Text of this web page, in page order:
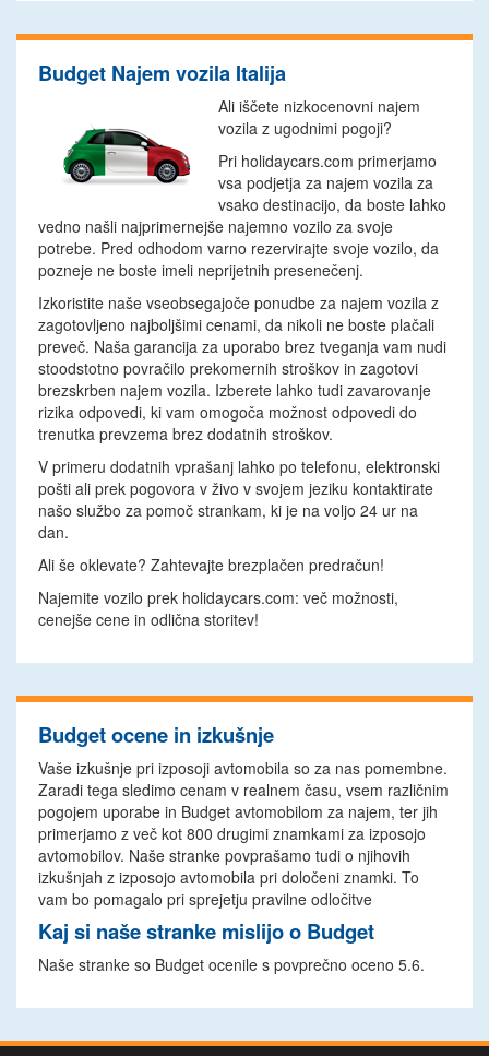
Budget Najem vozila Italija
Ali iščete nizkocenovni najem
vozila z ugodnimi pogoji?
Pri holidaycars.com primerjamo
vsa podjetja za najem vozila za
vsako destinacijo, da boste lahko
vedno našli najprimernejše najemno vozilo za svoje
potrebe. Pred odhodom varno rezervirajte svoje vozilo, da
pozneje ne boste imeli neprijetnih presenečenj.
Izkoristite naše vseobsegajoče ponudbe za najem vozila z
zagotovljeno najboljšimi cenami, da nikoli ne boste plačali
preveč. Naša garancija za uporabo brez tveganja vam nudi
stoodstotno povračilo prekomernih stroškov in zagotovi
brezskrben najem vozila. Izberete lahko tudi zavarovanje
rizika odpovedi, ki vam omogoča možnost odpovedi do
trenutka prevzema brez dodatnih stroškov.
V primeru dodatnih vprašanj lahko po telefonu, elektronski
pošti ali prek pogovora v živo v svojem jeziku kontaktirate
našo službo za pomoč strankam, ki je na voljo 24 ur na
dan.
Ali še oklevate? Zahtevajte brezplačen predračun!
Najemite vozilo prek holidaycars.com: več možnosti,
cenejše cene in odlična storitev!
Budget ocene in izkušnje
Vaše izkušnje pri izposoji avtomobila so za nas pomembne.
Zaradi tega sledimo cenam v realnem času, vsem različnim
pogojem uporabe in Budget avtomobilom za najem, ter jih
primerjamo z več kot 800 drugimi znamkami za izposojo
avtomobilov. Naše stranke povprašamo tudi o njihovih
izkušnjah z izposojo avtomobila pri določeni znamki. To
vam bo pomagalo pri sprejetju pravilne odločitve
Kaj si naše stranke mislijo o Budget
Naše stranke so Budget ocenile s povprečno oceno 5.6.